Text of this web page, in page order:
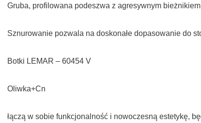
Gruba, profilowana podeszwa z agresywnym
Sznurowanie pozwala na doskonałe dopasowanie do
Botki LEMAR – 60454 V
Oliwka+Cn
łączą w sobie funkcjonalność i nowoczesną estetykę,